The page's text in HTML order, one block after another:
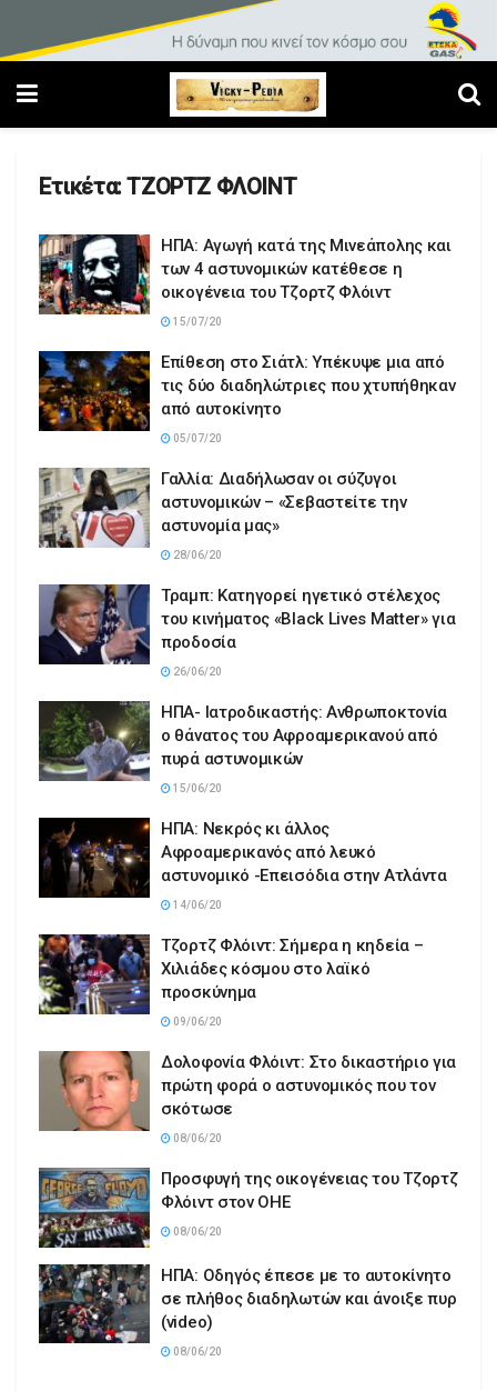
Ετικέτα:ΤΖΟΡΤΖ ΦΛΟΙΝΤ
ΗΠΑ: Αγωγή κατά της Μινεάπολης και
των 4 αστυνομικών κατέθεσε η
οικογένεια του Τζορτζ Φλόιντ
15/07/20
Επίθεση στο Σιάτλ: Υπέκυψε μια από
τις δύο διαδηλώτριες που χτυπήθηκαν
από αυτοκίνητο
05/07/20
Γαλλία: Διαδήλωσαν οι σύζυγοι
αστυνομικών – «Σεβαστείτε την
αστυνομία μας»
28/06/20
Τραμπ: Κατηγορεί ηγετικό στέλεχος
του κινήματος «Black Lives Matter» για
προδοσία
26/06/20
ΗΠΑ- Ιατροδικαστής: Ανθρωποκτονία
ο θάνατος του Αφροαμερικανού από
πυρά αστυνομικών
15/06/20
ΗΠΑ: Νεκρός κι άλλος
Αφροαμερικανός από λευκό
αστυνομικό -Επεισόδια στην Ατλάντα
14/06/20
Τζορτζ Φλόιντ: Σήμερα η κηδεία –
Χιλιάδες κόσμου στο λαϊκό
προσκύνημα
09/06/20
Δολοφονία Φλόιντ: Στο δικαστήριο για
πρώτη φορά ο αστυνομικός που τον
σκότωσε
08/06/20
Προσφυγή της οικογένειας του Τζορτζ
Φλόιντ στον ΟΗΕ
08/06/20
ΗΠΑ: Οδηγός έπεσε με το αυτοκίνητο
σε πλήθος διαδηλωτών και άνοιξε πυρ
(video)
08/06/20